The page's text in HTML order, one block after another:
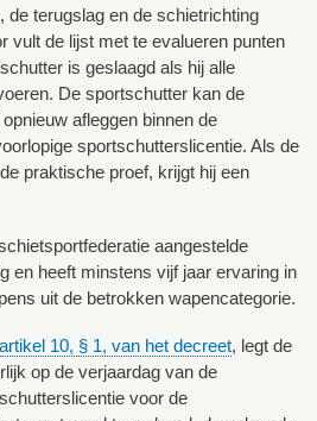
de terugslag en de schietrichting
vult de lijst met te evalueren punten
is geslaagd als hij alle
De sportschutter kan de
afleggen binnen de
sportschutterslicentie. Als de
praktische proef, krijgt hij een
aangestelde
en heeft minstens vijf jaar ervaring in
uit de betrokken wapencategorie.
artikel 10, § 1, van het decreet, legt de
op de verjaardag van de
voor de